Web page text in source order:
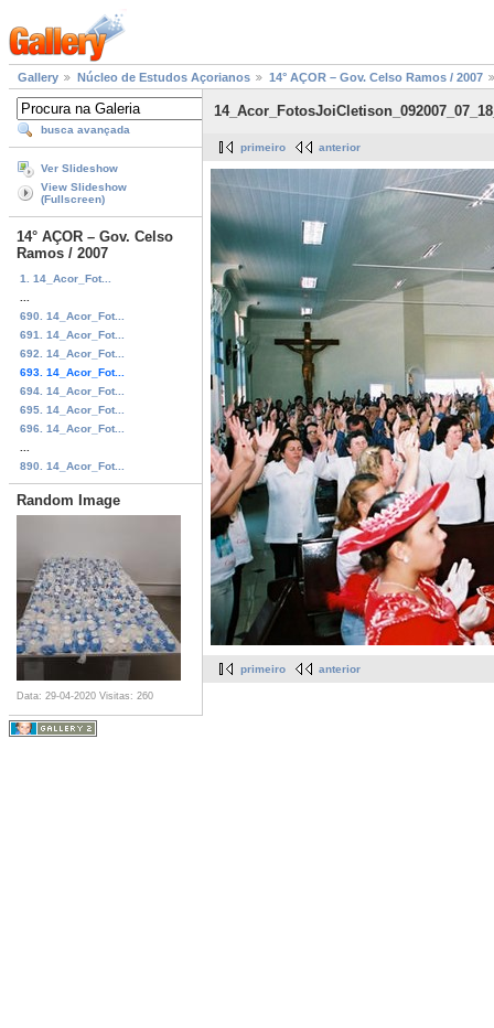
Gallery Núcleo de Estudos Açorianos 14° AÇOR – Gov. Celso Ramos / 2007
busca avançada
Ver Slideshow
View Slideshow
(Fullscreen)
14° AÇOR – Gov. Celso
Ramos / 2007
1. 14_Acor_Fot...
690. 14_Acor_Fot...
691. 14_Acor_Fot...
692. 14_Acor_Fot...
693. 14_Acor_Fot...
694. 14_Acor_Fot...
695. 14_Acor_Fot...
696. 14_Acor_Fot...
890. 14_Acor_Fot...
Random Image
Data: 29-04-2020 Visitas: 260
primeiro anterior
primeiro anterior